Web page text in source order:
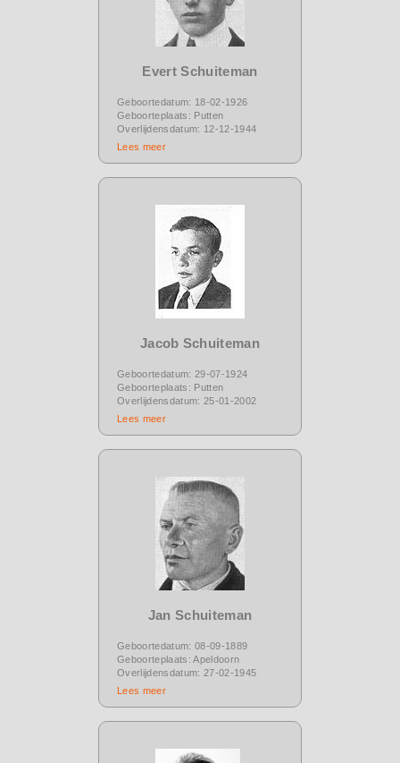
Evert Schuiteman
Geboortedatum: 18-02-1926
Geboorteplaats: Putten
Overlijdensdatum: 12-12-1944
Lees meer
Jacob Schuiteman
Geboortedatum: 29-07-1924
Geboorteplaats: Putten
Overlijdensdatum: 25-01-2002
Lees meer
Jan Schuiteman
Geboortedatum: 08-09-1889
Geboorteplaats: Apeldoorn
Overlijdensdatum: 27-02-1945
Lees meer